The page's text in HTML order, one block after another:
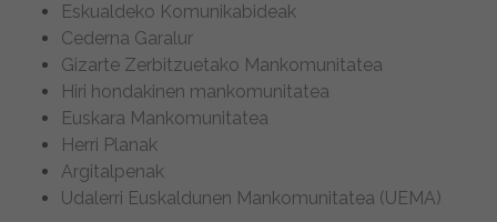
Eskualdeko Komunikabideak
Cederna Garalur
Gizarte Zerbitzuetako Mankomunitatea
Hiri hondakinen mankomunitatea
Euskara Mankomunitatea
Herri Planak
Argitalpenak
Udalerri Euskaldunen Mankomunitatea (UEMA)